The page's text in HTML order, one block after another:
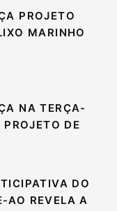
PROJETO
MARINHO
NA TERÇA-
DE
DO
AO REVELA A